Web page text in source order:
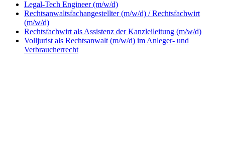
Legal-Tech Engineer (m/w/d)
Rechtsanwaltsfachangestellter (m/w/d) / Rechtsfachwirt
(m/w/d)
Rechtsfachwirt als Assistenz der Kanzleileitung (m/w/d)
Volljurist als Rechtsanwalt (m/w/d) im Anleger- und
Verbraucherrecht